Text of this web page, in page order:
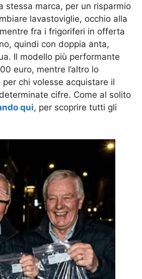
stessa marca, per un risparmio
lavastoviglie, occhio alla
fra i frigoriferi in offerta
quindi con doppia anta,
Il modello più performante
euro, mentre l’altro lo
chi volesse acquistare il
cifre. Come al solito
qui, per scoprire tutti gli